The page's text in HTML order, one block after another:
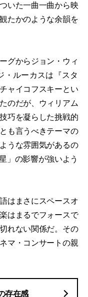
いた一曲一曲から映
たかのような余韻を
グからジョン・ウィ
・ルーカスは『スタ
ャイコフスキーとい
のだが、ウィリアム
巧を凝らした挑戦的
も言うべきテーマの
うな雰囲気があるの
」の影響が強いよう
はまさにスペースオ
はまるでフォースで
れない関係だ。その
マ・コンサートの親
存在感